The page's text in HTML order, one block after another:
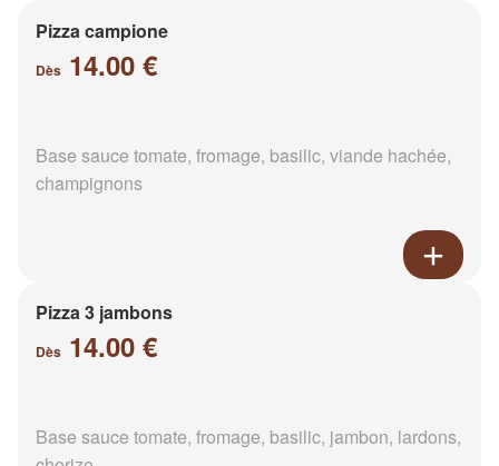
Pizza campione
Dès 14.00 €
Base sauce tomate, fromage, basilic, viande hachée,
champignons
Pizza 3 jambons
Dès 14.00 €
Base sauce tomate, fromage, basilic, jambon, lardons,